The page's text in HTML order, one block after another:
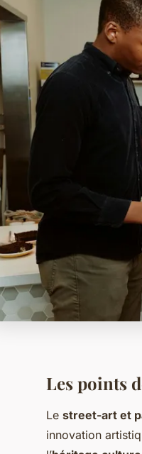
Les points
Le street-art et
innovation